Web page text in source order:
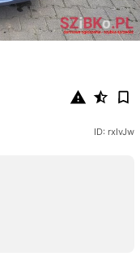
ID: rxIvJw